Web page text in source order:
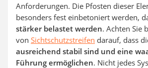
Anforderungen. Die Pfosten dieser
besonders fest einbetoniert werden,
stärker belastet werden. Achten Sie
von Sichtschutzstreifen darauf, dass
ausreichend stabil sind und eine
Führung ermöglichen. Nicht jedes